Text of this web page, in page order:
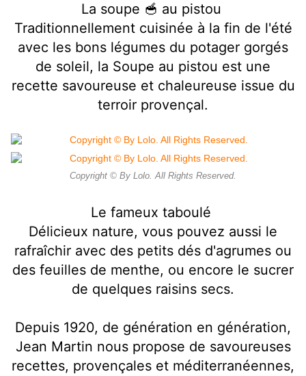
La soupe 🥣 au pistou
Traditionnellement cuisinée à la fin de l'été
avec les bons légumes du potager gorgés
de soleil, la Soupe au pistou est une
recette savoureuse et chaleureuse issue du
terroir provençal.
Copyright © By Lolo. All Rights Reserved.
Le fameux taboulé
Délicieux nature, vous pouvez aussi le
rafraîchir avec des petits dés d'agrumes ou
des feuilles de menthe, ou encore le sucrer
de quelques raisins secs.
Depuis 1920, de génération en génération,
Jean Martin nous propose de savoureuses
recettes, provençales et méditerranéennes,